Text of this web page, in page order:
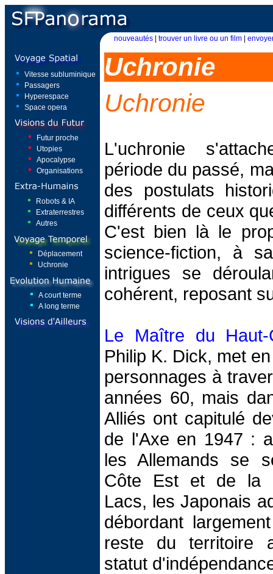
nouveautés trouver un livre ou un film
Vitesse subluminique
Passagers
Hyperespace
Space opera
Futur proche
Utopies
Apocalypse
Organisations
Robots & IA
Extraterrestres
Autres
Déplacement
Uchronie
A court terme
A long terme
Uchronie
Uchronie
L'uchronie
période du passé,
des postulats
différents de ceux
C'est bien là le
science-fiction, à
intrigues se
cohérent, reposant
Le Maître du Haut-
Philip K. Dick, met
personnages à
années 60, mais
Alliés ont capitulé
de l'Axe en 1947 :
les Allemands se
Côte Est et de la
Lacs, les Japonais
débordant
reste du territoire
statut